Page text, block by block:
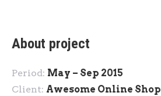
About project
Period: May – Sep 2015
Client: Awesome Online Shop